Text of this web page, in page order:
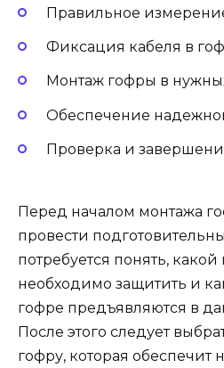
Правильное
Фиксация кабеля в
Монтаж гофры в
Обеспечение
Проверка и
Перед началом монтажа
провести
потребуется понять,
необходимо защитить и
гофре предъявляются в
После этого следует
гофру, которая